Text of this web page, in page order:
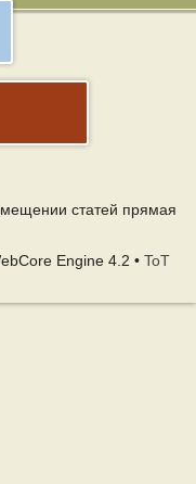
статей прямая
Engine 4.2 • ToT